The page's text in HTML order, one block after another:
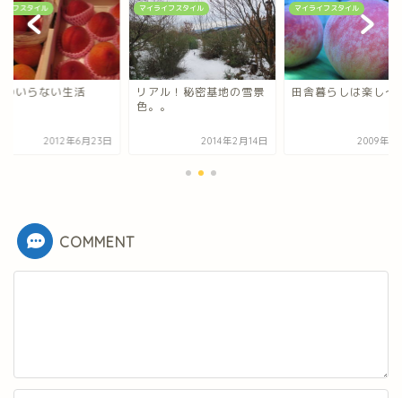
イフスタイル
のいらない生活
2012年6月23日
マイライフスタイル
リアル！秘密基地の雪景
色。。
2014年2月14日
マイライフスタイル
田舎暮らしは楽し～
2009年6
COMMENT